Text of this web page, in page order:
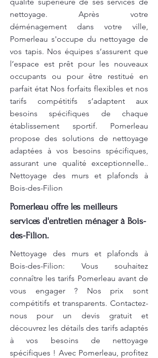
nettoyage. Après votre
déménagement dans votre ville,
Pomerleau s'occupe du nettoyage de
vos tapis. Nos équipes s’assurent que
l’espace est prêt pour les nouveaux
occupants ou pour être restitué en
parfait état Nos forfaits flexibles et nos
tarifs compétitifs s’adaptent aux
besoins spécifiques de chaque
établissement sportif. Pomerleau
propose des solutions de nettoyage
adaptées à vos besoins spécifiques,
assurant une qualité exceptionnelle..
Nettoyage des murs et plafonds à
Bois-des-Filion
Pomerleau offre les meilleurs
services d'entretien ménager à Bois-
des-Filion.
Nettoyage des murs et plafonds à
Bois-des-Filion: Vous souhaitez
connaître les tarifs Pomerleau avant de
vous engager ? Nos prix sont
compétitifs et transparents. Contactez-
nous pour un devis gratuit et
découvrez les détails des tarifs adaptés
à vos besoins de nettoyage
spécifiques ! Avec Pomerleau, profitez